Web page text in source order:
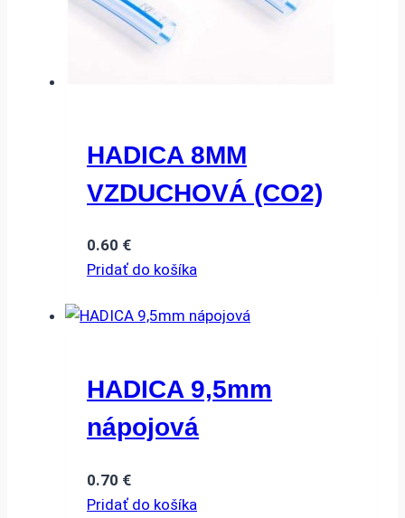
HADICA 8MM
VZDUCHOVÁ (CO2)
0.60 €
Pridať do košíka
HADICA 9,5mm
nápojová
0.70 €
Pridať do košíka